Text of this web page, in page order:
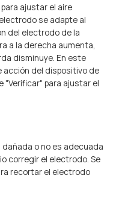
ajustar el aire
se adapte al
del electrodo de la
a la derecha aumenta,
disminuye. En este
del dispositivo de
"Verificar" para ajustar el
o no es adecuada
corregir el electrodo. Se
recortar el electrodo